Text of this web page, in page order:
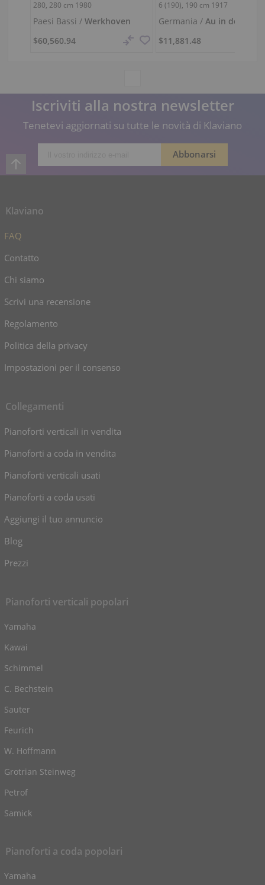
280, 280 cm 1980
Paesi Bassi / Werkhoven
$60,560.94
6 (190), 190 cm 1917
Germania / Au in der
Hallertau
$11,881.48
Iscriviti alla nostra newsletter
Tenetevi aggiornati su tutte le novità di Klaviano
Klaviano
FAQ
Contatto
Chi siamo
Scrivi una recensione
Regolamento
Politica della privacy
Impostazioni per il consenso
Collegamenti
Pianoforti verticali in vendita
Pianoforti a coda in vendita
Pianoforti verticali usati
Pianoforti a coda usati
Aggiungi il tuo annuncio
Blog
Prezzi
Pianoforti verticali popolari
Yamaha
Kawai
Schimmel
C. Bechstein
Sauter
Feurich
W. Hoffmann
Grotrian Steinweg
Petrof
Samick
Pianoforti a coda popolari
Yamaha